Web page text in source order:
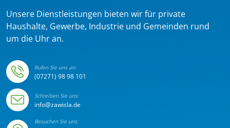
Unsere Dienstleistungen bieten wir für private
Haushalte, Gewerbe, Industrie und Gemeinden rund
um die Uhr an.
Rufen Sie uns an:
(07271) 98 98 101
Schreiben Sie uns:
info@zawisla.de
Besuchen Sie uns: